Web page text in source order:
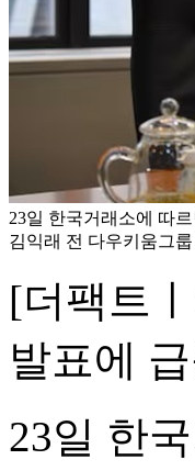
23일 한국거래소에 따
김익래 전 다우키움그
[더팩트
발표에
23일 한